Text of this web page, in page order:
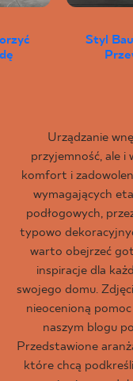
Styl
Urządzanie
przyjemność, ale i
komfort i
wymagających
podłogowych,
typowo
warto obejrzeć
inspiracje dla
swojego domu.
nieocenioną
naszym blogu
Przedstawione
które chcą